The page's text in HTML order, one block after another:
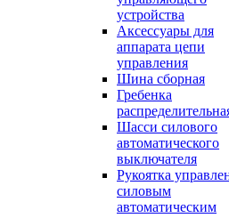
устройства
Аксессуары для
аппарата цепи
управления
Шина сборная
Гребенка
Шасси силового
автоматического
выключателя
Рукоятка
силовым
автоматическим